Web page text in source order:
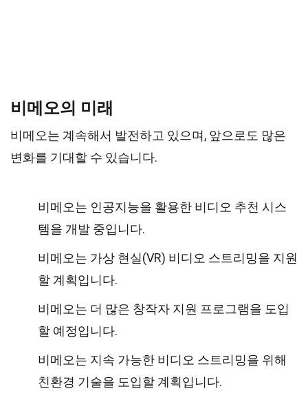
비메오의 미래
비메오는 계속해서 발전하고 있으며, 앞으로도 많은
변화를 기대할 수 있습니다.
비메오는 인공지능을 활용한 비디오 추천 시스
템을 개발 중입니다.
비메오는 가상 현실(VR) 비디오 스트리밍을 지원
할 계획입니다.
비메오는 더 많은 창작자 지원 프로그램을 도입
할 예정입니다.
비메오는 지속 가능한 비디오 스트리밍을 위해
친환경 기술을 도입할 계획입니다.